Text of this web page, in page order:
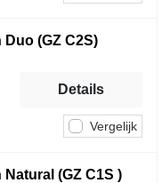
(GZ C2S)
Vergelijk
Details
(GZ C1S )